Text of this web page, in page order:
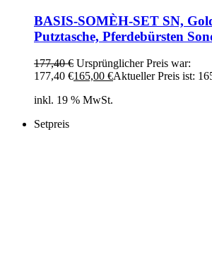
BASIS-SOMÈH-SET SN,
Putztasche, Pferdebürsten
177,40€ Ursprünglicher Preis war:
177,40 €165,00 €Aktueller Preis ist:
inkl. 19 % MwSt.
Setpreis